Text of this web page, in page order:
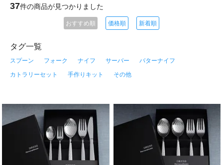
37件の商品が見つかりました
おすすめ順 価格順 新着順
タグ一覧
スプーン フォーク ナイフ サーバー
バターナイフ
カトラリーセット
手作りキット その他